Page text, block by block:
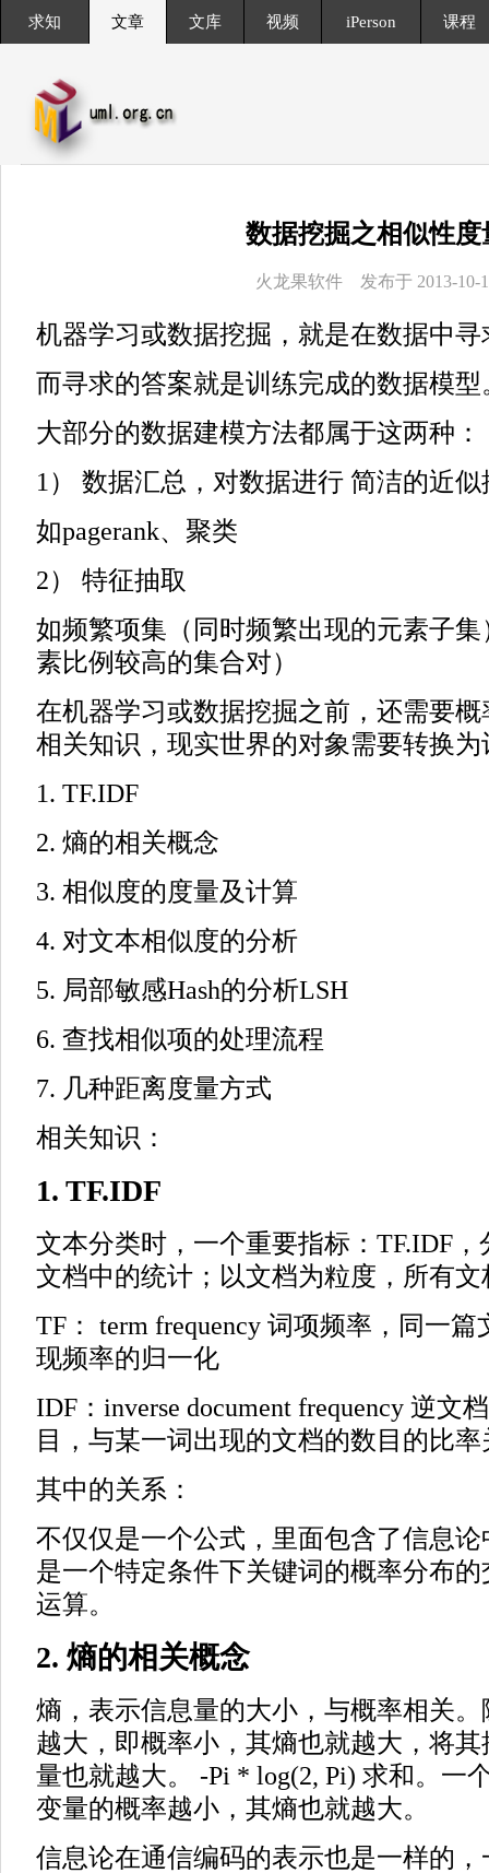
求知 文章 文库 视频 iPerson 课程
数据挖掘之相似性度
火龙果软件 发布于 2013-10-
机器学习或数据挖掘，就是在数据中
而寻求的答案就是训练完成的数据模型
大部分的数据建模方法都属于这两种：
1） 数据汇总，对数据进行 简洁的近似
如pagerank、聚类
2） 特征抽取
如频繁项集（同时频繁出现的元素子
素比例较高的集合对）
在机器学习或数据挖掘之前，还需要
相关知识，现实世界的对象需要转换
1. TF.IDF
2. 熵的相关概念
3. 相似度的度量及计算
4. 对文本相似度的分析
5. 局部敏感Hash的分析LSH
6. 查找相似项的处理流程
7. 几种距离度量方式
相关知识：
1. TF.IDF
文本分类时，一个重要指标：TF.IDF
文档中的统计；以文档为粒度，所有文
TF： term frequency 词项频率，同一
现频率的归一化
IDF：inverse document frequency 逆文
目，与某一词出现的文档的数目的比率
其中的关系：
不仅仅是一个公式，里面包含了信息
是一个特定条件下关键词的概率分布
运算。
2. 熵的相关概念
熵，表示信息量的大小，与概率相关
越大，即概率小，其熵也就越大，将
量也就越大。 -Pi * log(2, Pi) 求和。一
变量的概率越小，其熵也就越大。
信息论在通信编码的表示也是一样的